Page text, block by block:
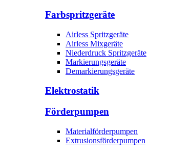
Farbspritzgeräte
Airless Spritzgeräte
Airless Mixgeräte
Niederdruck Spritzgeräte
Markierungsgeräte
Demarkierungsgeräte
Elektrostatik
Förderpumpen
Materialförderpumpen
Extrusionsförderpumpen